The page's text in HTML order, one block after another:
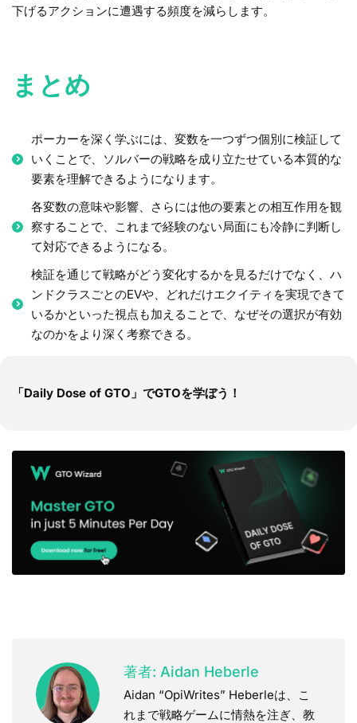
下げるアクションに遭遇する頻度を減らします。
まとめ
ポーカーを深く学ぶには、変数を一つずつ個別に検証して
いくことで、ソルバーの戦略を成り立たせている本質的な
要素を理解できるようになります。
各変数の意味や影響、さらには他の要素との相互作用を観
察することで、これまで経験のない局面にも冷静に判断し
て対応できるようになる。
検証を通じて戦略がどう変化するかを見るだけでなく、ハ
ンドクラスごとのEVや、どれだけエクイティを実現できて
いるかといった視点も加えることで、なぜその選択が有効
なのかをより深く考察できる。
「Daily Dose of GTO」でGTOを学ぼう！
著者: Aidan Heberle
Aidan “OpiWrites” Heberleは、こ
れまで戦略ゲームに情熱を注ぎ、教